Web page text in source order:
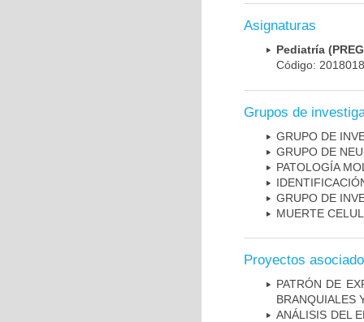
Asignaturas
Pediatría
Código:
Grupos de
GRUPO DE
GRUPO DE
PATOLOGÍA
GRUPO DE
MUERTE
Proyectos
PATRÓN DE
BRANQUIALES
ANÁLISIS DEL